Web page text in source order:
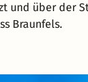
und über der
Braunfels.